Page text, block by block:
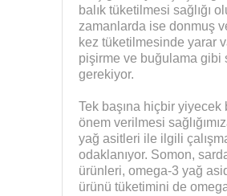
balık tüketilmesi sağlığı
zamanlarda ise donmuş
kez tüketilmesinde yarar
pişirme ve buğulama gibi
gerekiyor.
Tek başına hiçbir yiyecek
önem verilmesi
yağ asitleri ile ilgili
odaklanıyor. Somon,
ürünleri, omega-3 yağ
ürünü tüketimini de